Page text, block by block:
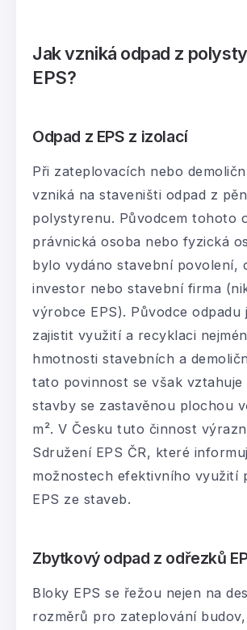
Jak vzniká odpad z
EPS?
Odpad z EPS z izolací
Při zateplovacích nebo
vzniká na staveništi odpad z
polystyrenu. Původcem tohoto
právnická osoba nebo fyzická
bylo vydáno stavební povolení,
investor nebo stavební firma
výrobce EPS). Původce odpadu
zajistit využití a recyklaci
hmotnosti stavebních a
tato povinnost se však vztahuje
stavby se zastavěnou plochou
m². V Česku tuto činnost
Sdružení EPS ČR, které
možnostech efektivního využití
EPS ze staveb.
Zbytkový odpad z odřezků
Bloky EPS se řežou nejen na
rozměrů pro zateplování budov,